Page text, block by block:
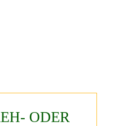
ODER